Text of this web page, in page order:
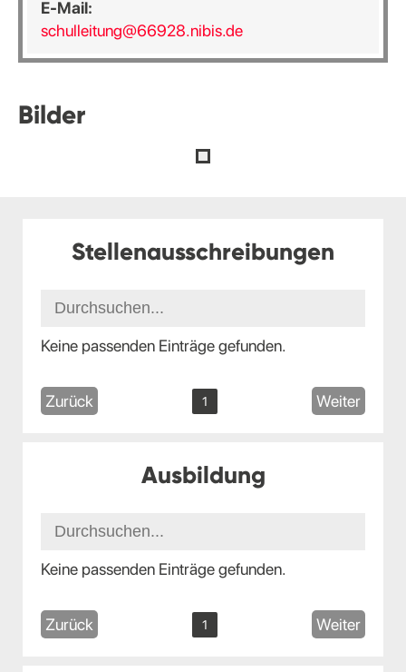
E-Mail:
schulleitung@66928.nibis.de
Bilder
Stellenausschreibungen
Keine passenden Einträge gefunden.
Zurück 1 Weiter
Ausbildung
Keine passenden Einträge gefunden.
Zurück 1 Weiter